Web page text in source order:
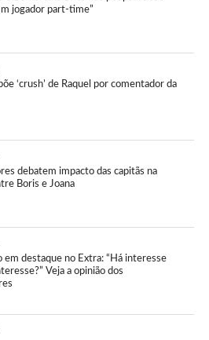
jogador part-time”
‘crush’ de Raquel por comentador da
debatem impacto das capitãs na
Boris e Joana
em destaque no Extra: “Há interesse
Veja a opinião dos